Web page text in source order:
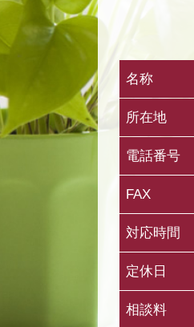
名称
所在地
電話番号
FAX
対応時間
定休日
相談料